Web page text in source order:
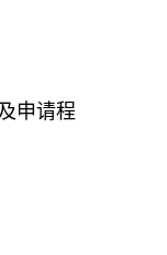
申请程